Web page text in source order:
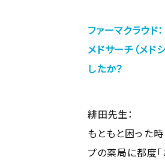
ファーマクラウド：
メドサーチ （メ
したか？
緋田先生：
もともと困った
プの薬局に都度